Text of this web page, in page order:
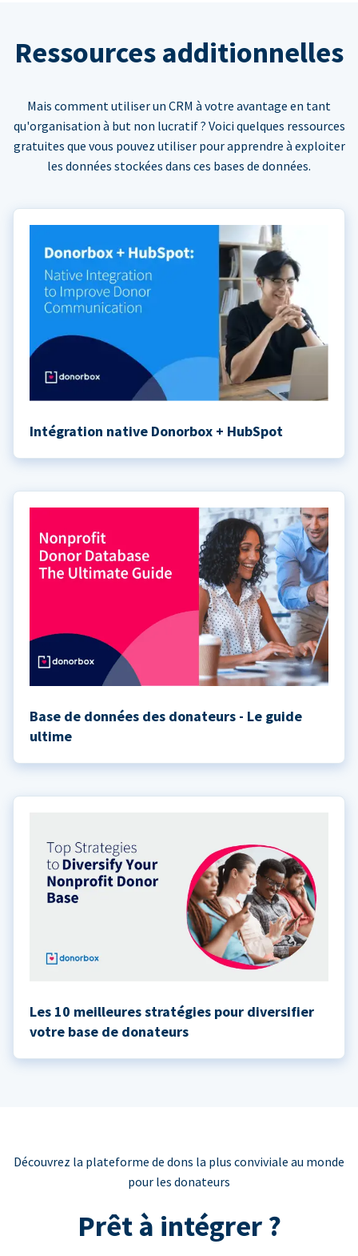
Ressources additionnelles
Mais comment utiliser un CRM à votre avantage en tant
qu'organisation à but non lucratif ? Voici quelques ressources
gratuites que vous pouvez utiliser pour apprendre à exploiter
les données stockées dans ces bases de données.
Intégration native Donorbox + HubSpot
Base de données des donateurs - Le guide
ultime
Les 10 meilleures stratégies pour diversifier
votre base de donateurs
Découvrez la plateforme de dons la plus conviviale au monde
pour les donateurs
Prêt à intégrer ?